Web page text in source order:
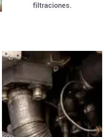
filtraciones.